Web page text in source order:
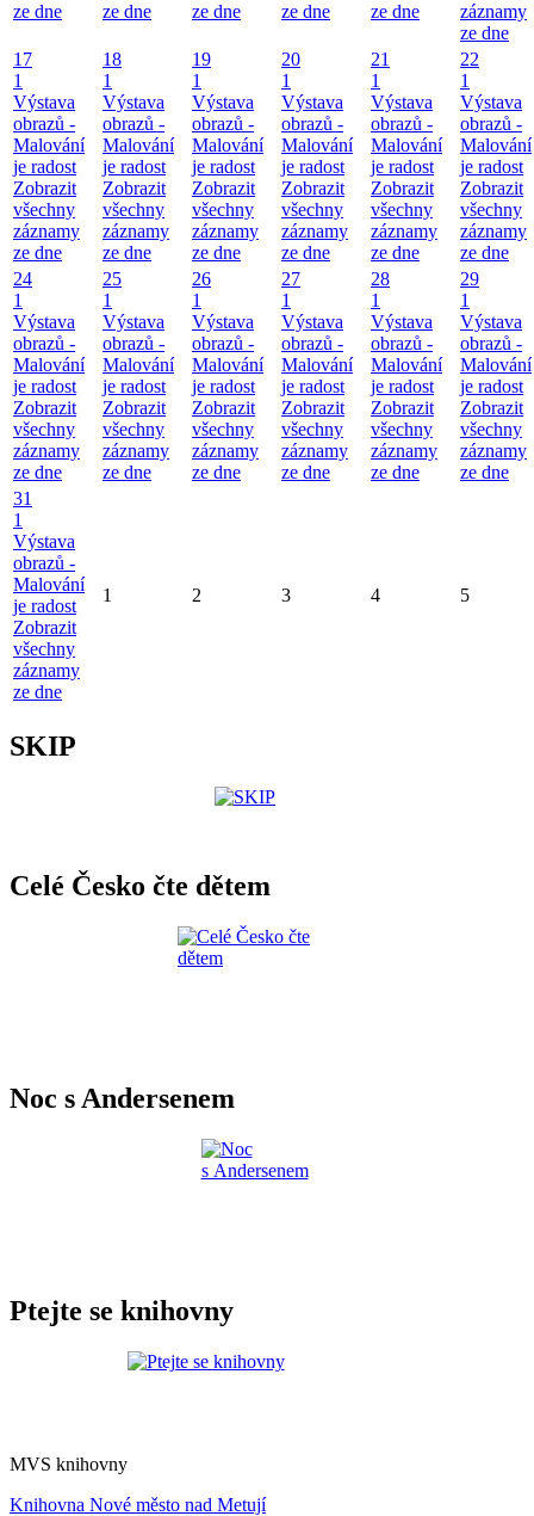
ze dne
ze dne
ze dne
ze dne
ze dne
záznamy
ze dne
17
1
Výstava
obrazů -
Malování
je radost
Zobrazit
všechny
záznamy
ze dne
18
1
Výstava
obrazů -
Malování
je radost
Zobrazit
všechny
záznamy
ze dne
19
1
Výstava
obrazů -
Malování
je radost
Zobrazit
všechny
záznamy
ze dne
20
1
Výstava
obrazů -
Malování
je radost
Zobrazit
všechny
záznamy
ze dne
21
1
Výstava
obrazů -
Malování
je radost
Zobrazit
všechny
záznamy
ze dne
22
1
Výstava
obrazů -
Malování
je radost
Zobrazit
všechny
záznamy
ze dne
24
1
Výstava
obrazů -
Malování
je radost
Zobrazit
všechny
záznamy
ze dne
25
1
Výstava
obrazů -
Malování
je radost
Zobrazit
všechny
záznamy
ze dne
26
1
Výstava
obrazů -
Malování
je radost
Zobrazit
všechny
záznamy
ze dne
27
1
Výstava
obrazů -
Malování
je radost
Zobrazit
všechny
záznamy
ze dne
28
1
Výstava
obrazů -
Malování
je radost
Zobrazit
všechny
záznamy
ze dne
29
1
Výstava
obrazů -
Malování
je radost
Zobrazit
všechny
záznamy
ze dne
31
1
Výstava
obrazů -
Malování
je radost
Zobrazit
všechny
záznamy
ze dne
1 2 3 4 5
SKIP
Celé Česko čte dětem
Noc s Andersenem
Ptejte se knihovny
MVS knihovny
Knihovna Nové město nad Metují